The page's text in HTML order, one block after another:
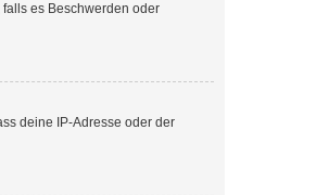
es Beschwerden oder
deine IP-Adresse oder der